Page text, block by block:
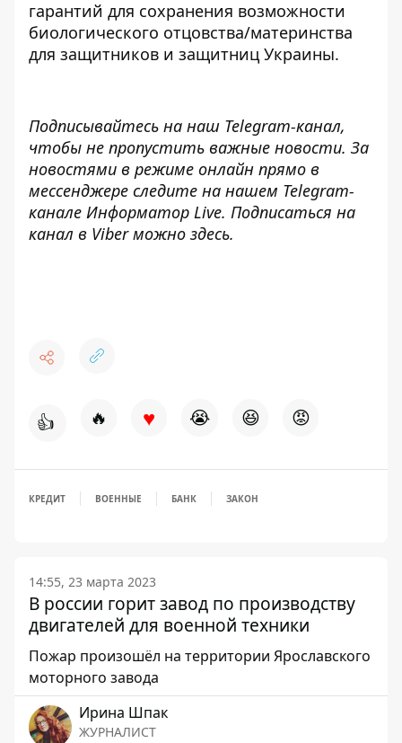
гарантий для сохранения возможности
биологического отцовства/материнства
для защитников и защитниц Украины.
Подписывайтесь на наш Telegram-канал,
чтобы не пропустить важные новости. За
новостями в режиме онлайн прямо в
мессенджере следите на нашем Telegram-
канале Информатор Live. Подписаться на
канал в Viber можно здесь.
👍 🔥 ♥ 😭 😆 😡
КРЕДИТ ВОЕННЫЕ БАНК ЗАКОН
14:55, 23 марта 2023
В россии горит завод по производству
двигателей для военной техники
Пожар произошёл на территории Ярославского
моторного завода
Ирина Шпак
ЖУРНАЛИСТ